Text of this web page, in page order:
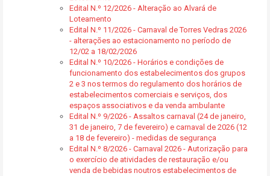
Edital N.º 12/2026 - Alteração ao Alvará de
Loteamento
Edital N.º 11/2026 - Carnaval de Torres Vedras 2026
- alterações ao estacionamento no período de
12/02 a 18/02/2026
Edital N.º 10/2026 - Horários e condições de
funcionamento dos estabelecimentos dos grupos
2 e 3 nos termos do regulamento dos horários de
estabelecimentos comerciais e serviços, dos
espaços associativos e da venda ambulante
Edital N.º 9/2026 - Assaltos carnaval (24 de janeiro,
31 de janeiro, 7 de fevereiro) e carnaval de 2026 (12
a 18 de fevereiro) - medidas de segurança
Edital N.º 8/2026 - Carnaval 2026 - Autorização para
o exercício de atividades de restauração e/ou
venda de bebidas noutros estabelecimentos de